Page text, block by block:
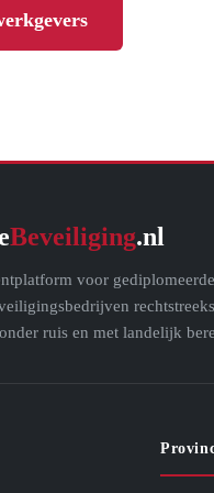
Beveiliging.nl
voor
ruis en met landelijk